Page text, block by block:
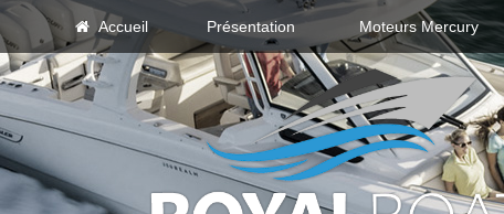
Accueil Présentation Moteurs Mercury